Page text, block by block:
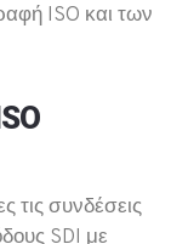
ISO και των
τις συνδέσεις
SDI με